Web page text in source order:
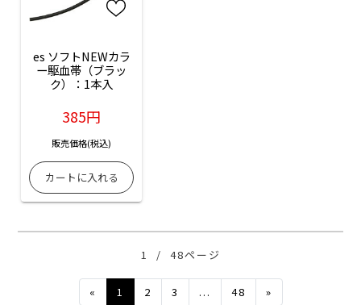
es ソフトNEWカラ
ー駆血帯（ブラッ
ク）：1本入
385円
販売価格(税込)
1 / 48ページ
« Previous
1 2 3 ... 48 »